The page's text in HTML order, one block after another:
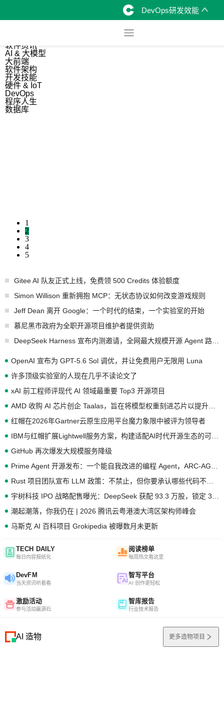
DevOps研发效能
软件资讯
AI & 大模型
大前端
软件架构
开发技能
硬件 & IoT
DevOps
程序人生
数据库
1
2
3
4
5
Gitee AI 队友正式上线，免费领 500 Credits 体验额度
Simon Willison 重新拥抱 MCP：无状态协议如何改变游戏规则
Jeff Dean 离开 Google：一个时代的结束，一个实验室的开始
慕尼黑市政府为全职开源项目维护者提供资助
OpenAI 宣布为 GPT-5.6 Sol 调优，并让免费用户无限用 Luna
许多顶级实验室的人现在几乎不读论文了
xAI 前工程师评现代 AI 领域最重要 Top3 开源项目
红帽在2026年Gartner云原生应用平台魔力象限中被评为领导者
GitHub 再次爆发大规模服务降级
潮起潮落，你我仍在 | 2026 腾讯云粤港澳大湾区架构师峰会
马斯克 AI 百科项目 Grokipedia 被曝数月未更新
TECH DAILY
每日内容报纸化
阅读榜单
每周热文看这里
DevFM
当天资讯听着看
智写平台
AI 创作更轻松
激励活动
参与活动赢源石
智库报告
行业技术报告
AI 造物 更多造物项目